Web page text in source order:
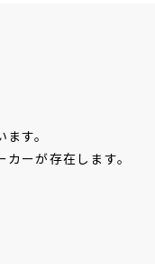
す。
ーが存在します。